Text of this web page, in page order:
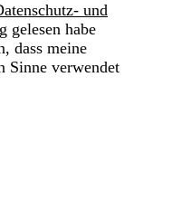
und
gelesen habe
dass meine
Sinne verwendet